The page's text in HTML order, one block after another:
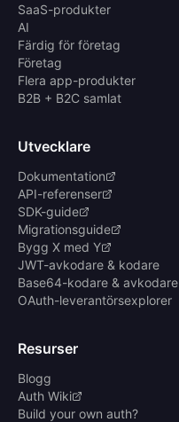
SaaS-produkter
AI
Färdig för företag
Företag
Flera app-produkter
B2B + B2C samlat
Utvecklare
Dokumentation
API-referenser
SDK-guide
Migrationsguide
Bygg X med Y
JWT-avkodare & kodare
Base64-kodare & avkodare
OAuth-leverantörsexplorer
Resurser
Blogg
Auth Wiki
Build your own auth?